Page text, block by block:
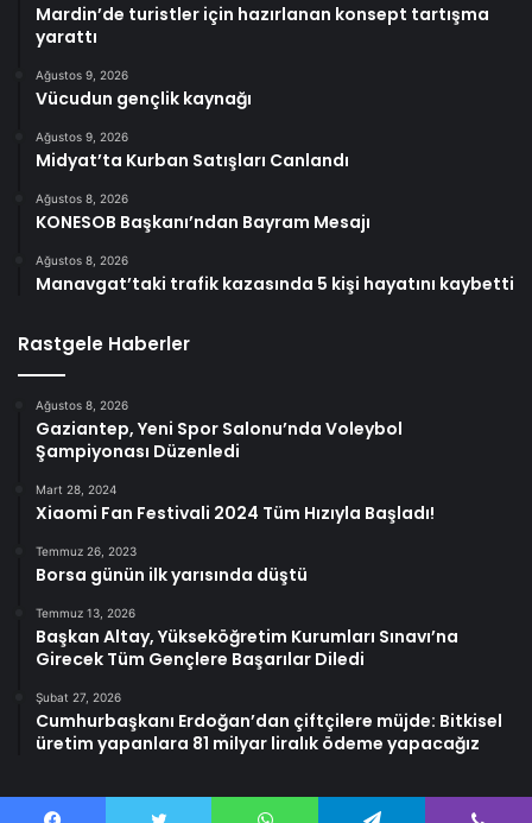
Mardin’de turistler için hazırlanan konsept tartışma
yarattı
Ağustos 9, 2026
Vücudun gençlik kaynağı
Ağustos 9, 2026
Midyat’ta Kurban Satışları Canlandı
Ağustos 8, 2026
KONESOB Başkanı’ndan Bayram Mesajı
Ağustos 8, 2026
Manavgat’taki trafik kazasında 5 kişi hayatını kaybetti
Rastgele Haberler
Ağustos 8, 2026
Gaziantep, Yeni Spor Salonu’nda Voleybol
Şampiyonası Düzenledi
Mart 28, 2024
Xiaomi Fan Festivali 2024 Tüm Hızıyla Başladı!
Temmuz 26, 2023
Borsa günün ilk yarısında düştü
Temmuz 13, 2026
Başkan Altay, Yükseköğretim Kurumları Sınavı’na
Girecek Tüm Gençlere Başarılar Diledi
Şubat 27, 2026
Cumhurbaşkanı Erdoğan’dan çiftçilere müjde: Bitkisel
üretim yapanlara 81 milyar liralık ödeme yapacağız